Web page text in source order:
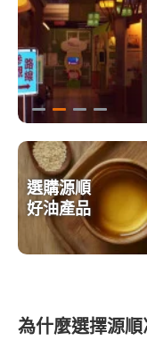
選購源順
好油產品
為什麼選擇源